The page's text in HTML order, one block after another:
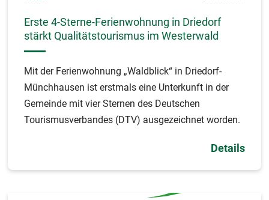
Erste 4-Sterne-Ferienwohnung in Driedorf
stärkt Qualitätstourismus im Westerwald
Mit der Ferienwohnung „Waldblick“ in Driedorf-
Münchhausen ist erstmals eine Unterkunft in der
Gemeinde mit vier Sternen des Deutschen
Tourismusverbandes (DTV) ausgezeichnet worden.
Details